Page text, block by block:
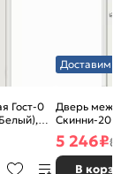
Гост-0
Доставим
Дверь
Скинни-20
декора,
без кромки,
5 246₽8
В